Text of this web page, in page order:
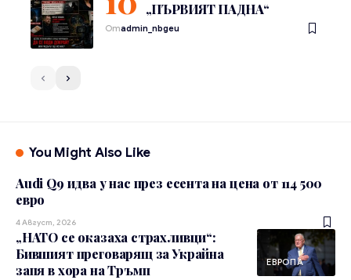
„ПЪРВИЯТ ПАДНА“
Отadmin_nbgeu
You Might Also Like
Audi Q9 идва у нас през есента на цена от 114 500
евро
4 Август, 2026
ЕВРОПА
„НАТО се оказаха страхливци“:
Бившият преговарящ за Украйна
запя в хора на Тръмп